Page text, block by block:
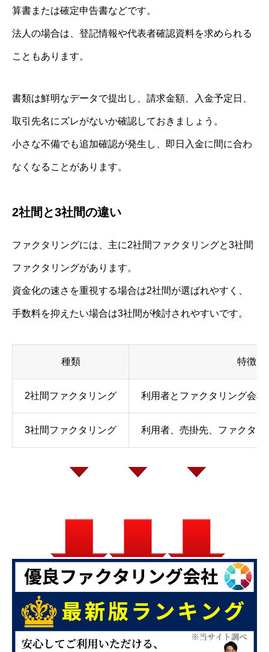
算書または確定申告書などです。
法人の場合は、登記情報や代表者確認資料を求められる
こともあります。
書類は鮮明なデータで提出し、請求金額、入金予定日、
取引先名にズレがないか確認しておきましょう。
小さな不備でも追加確認が発生し、即日入金に間に合わ
なくなることがあります。
2社間と3社間の違い
ファクタリングには、主に2社間ファクタリングと3社間
ファクタリングがあります。
資金化の速さを重視する場合は2社間が選ばれやすく、
手数料を抑えたい場合は3社間が検討されやすいです。
種類 特徴
2社間ファクタリング 利用者とファクタリング会社
3社間ファクタリング 利用者、売掛先、ファクタ